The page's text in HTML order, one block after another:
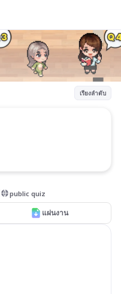
เรียงลำดับ
public quiz
แผ่นงาน